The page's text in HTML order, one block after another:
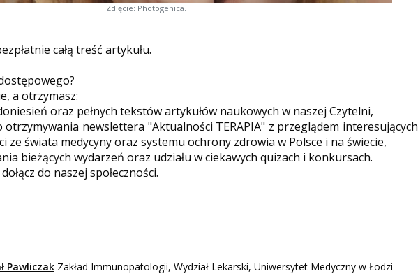
Zdjęcie: Photogenica.
całą treść artykułu.
a otrzymasz:
oraz pełnych tekstów artykułów naukowych w naszej Czytelni,
newslettera "Aktualności TERAPIA" z przeglądem interesujących
ze świata medycyny oraz systemu ochrony zdrowia w Polsce i na świecie,
bieżących wydarzeń oraz udziału w ciekawych quizach i konkursach.
do naszej społeczności.
Pawliczak Zakład Immunopatologii, Wydział Lekarski, Uniwersytet Medyczny w Łodzi